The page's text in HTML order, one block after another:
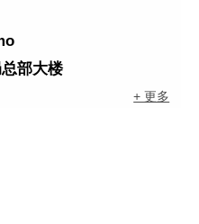
部大楼
+ 更多